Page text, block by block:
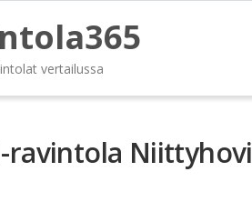
vertailussa
ravintola Niittyhovi